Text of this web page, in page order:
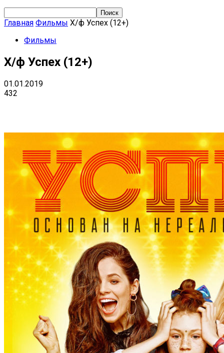
Главная Фильмы Х/ф Успех (12+)
Фильмы
Х/ф Успех (12+)
01.01.2019
432